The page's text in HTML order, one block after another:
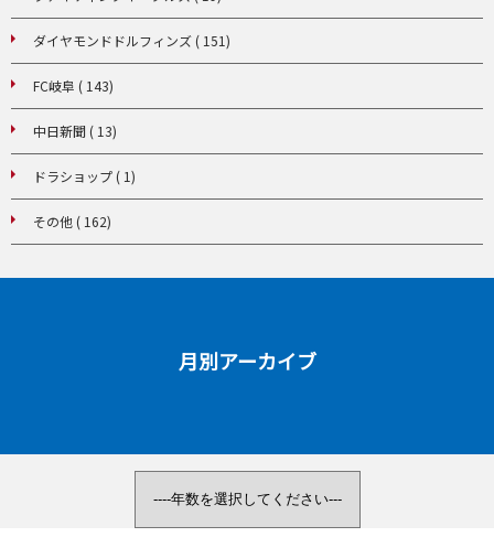
ダイヤモンドドルフィンズ ( 151)
FC岐阜 ( 143)
中日新聞 ( 13)
ドラショップ ( 1)
その他 ( 162)
月別アーカイブ